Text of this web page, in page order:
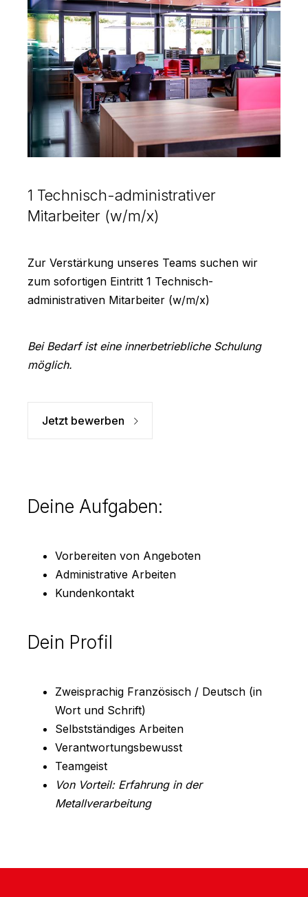
1 Technisch-administrativer
Mitarbeiter (w/m/x)
Zur Verstärkung unseres Teams suchen wir
zum sofortigen Eintritt 1 Technisch-
administrativen Mitarbeiter (w/m/x)
Bei Bedarf ist eine innerbetriebliche Schulung
möglich.
Jetzt bewerben
Deine Aufgaben:
Vorbereiten von Angeboten
Administrative Arbeiten
Kundenkontakt
Dein Profil
Zweisprachig Französisch / Deutsch (in
Wort und Schrift)
Selbstständiges Arbeiten
Verantwortungsbewusst
Teamgeist
Von Vorteil: Erfahrung in der
Metallverarbeitung